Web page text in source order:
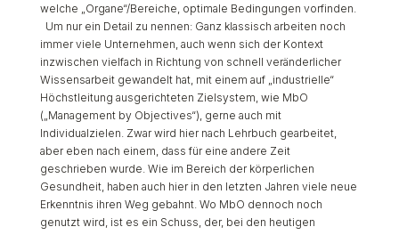
welche „Organe“/Bereiche, optimale Bedingungen vorfinden.
Um nur ein Detail zu nennen: Ganz klassisch arbeiten noch
immer viele Unternehmen, auch wenn sich der Kontext
inzwischen vielfach in Richtung von schnell veränderlicher
Wissensarbeit gewandelt hat, mit einem auf „industrielle“
Höchstleitung ausgerichteten Zielsystem, wie MbO
(„Management by Objectives“), gerne auch mit
Individualzielen. Zwar wird hier nach Lehrbuch gearbeitet,
aber eben nach einem, dass für eine andere Zeit
geschrieben wurde. Wie im Bereich der körperlichen
Gesundheit, haben auch hier in den letzten Jahren viele neue
Erkenntnis ihren Weg gebahnt. Wo MbO dennoch noch
genutzt wird, ist es ein Schuss, der, bei den heutigen